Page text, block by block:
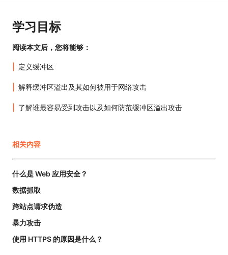
学习目标
阅读本文后，您将能够：
定义缓冲区
解释缓冲区溢出及其如何被用于网络攻击
了解谁最容易受到攻击以及如何防范缓冲区溢出攻击
相关内容
什么是 Web 应用安全？
数据抓取
跨站点请求伪造
暴力攻击
使用 HTTPS 的原因是什么？